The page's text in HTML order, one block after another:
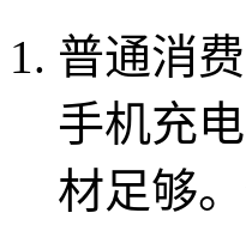
普通消
手机充
材足够